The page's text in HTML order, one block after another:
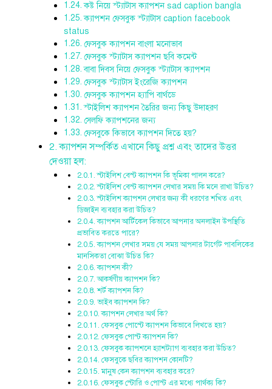
কষ্ট নিয়ে স্ট্যাটাস ক্যাপশন sad caption bangla
ক্যাপশন ফেসবুক স্ট্যাটাস caption facebook
status
ফেসবুক ক্যাপশন বাংলা মনোভাব
ফেসবুক স্ট্যাটাস ক্যাপশন ছবি কমেন্ট
বাবা দিবস নিয়ে ফেসবুক স্ট্যাটাস ক্যাপশন
ফেসবুক স্ট্যাটাস ইংরেজি ক্যাপশন
ফেসবুক ক্যাপশন হ্যাপি বার্থডে
স্টাইলিশ ক্যাপশন তৈরির জন্য কিছু উদাহরণ
সেলফি ক্যাপশনের জন্য
ফেসবুকে কিভাবে ক্যাপশন দিতে হয়?
ক্যাপশন সম্পর্কিত এখানে কিছু প্রশ্ন এবং তাদের উত্তর
দেওয়া হল:
স্টাইলিশ বেস্ট ক্যাপশন কি ভূমিকা পালন করে?
স্টাইলিশ বেস্ট ক্যাপশন লেখার সময় কি মনে রাখা উচিত?
স্টাইলিশ ক্যাপশন লেখার জন্য কী ধরণের শখ্তি এবং
ডিজাইন ব্যবহার করা উচিত?
ক্যাপশন আর্টিকেল কিভাবে আপনার অনলাইন উপস্থিতি
প্রভাবিত করতে পারে?
ক্যাপশন লেখার সময় যে সময় আপনার টার্গেট পাবলিকের
মানসিকতা বোঝা উচিত কি?
ক্যাপশন কী?
আকর্ষণীয় ক্যাপশন কি?
শর্ট ক্যাপশন কি?
ভাইব ক্যাপশন কি?
ক্যাপশন লেখার অর্থ কি?
ফেসবুক পোস্টে ক্যাপশন কিভাবে লিখতে হয়?
ফেসবুক পোস্ট ক্যাপশন কি?
ফেসবুক ক্যাপশনে হ্যাশট্যাগ ব্যবহার করা উচিত?
ফেসবুকে ছবির ক্যাপশন কোনটি?
মানুষ কেন ক্যাপশন ব্যবহার করে?
ফেসবুক স্টোরি ও পোস্ট এর মধ্যে পার্থক্য কি?